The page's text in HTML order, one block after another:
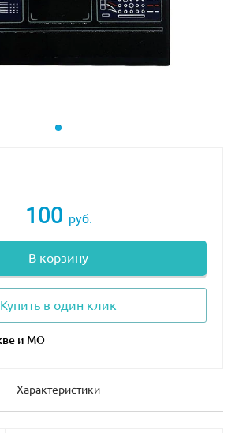
100 руб.
В корзину
Купить в один клик
Характеристики